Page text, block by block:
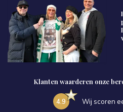
Klanten waarderen onze
4.9 Wij scoren